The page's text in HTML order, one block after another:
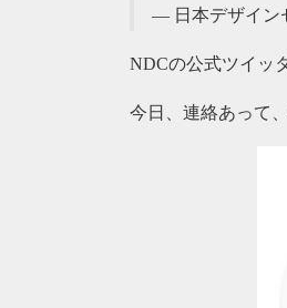
— 日本デザイン
NDCの公式ツイッ
今日、連絡あって